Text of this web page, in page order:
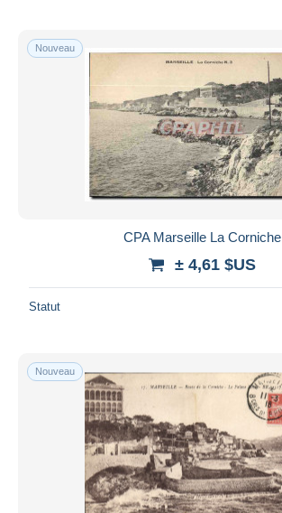
Nouveau
CPA Marseille La Corniche
± 4,61 $US
Statut
Nouveau